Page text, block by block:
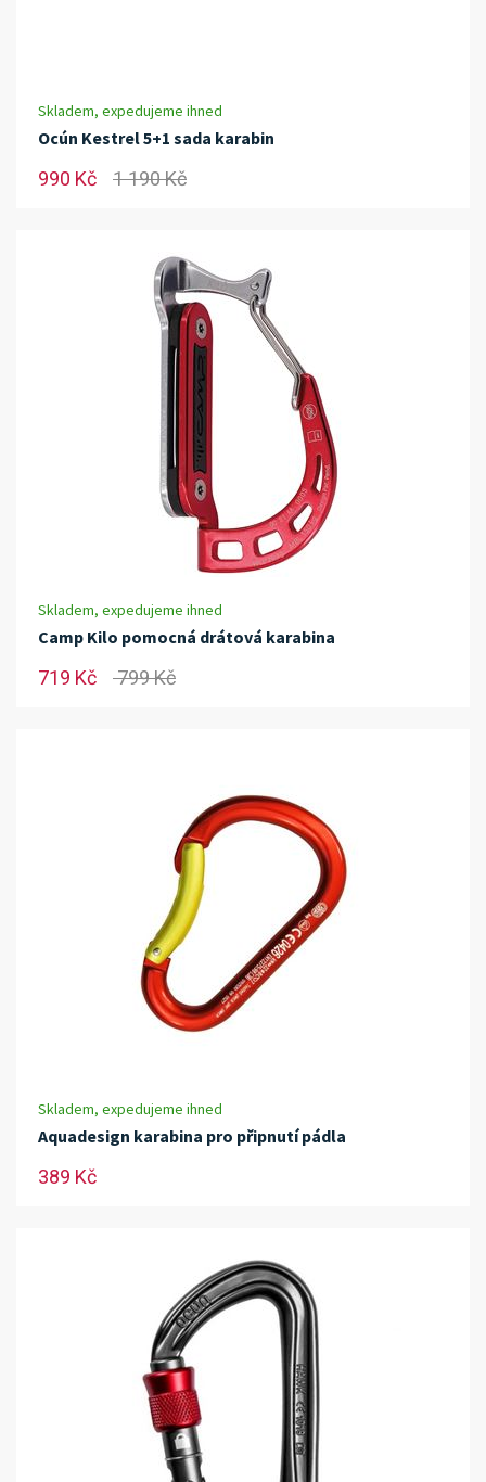
Skladem, expedujeme ihned
Ocún Kestrel 5+1 sada karabin
990 Kč 1 190 Kč
Skladem, expedujeme ihned
Camp Kilo pomocná drátová karabina
719 Kč 799 Kč
Skladem, expedujeme ihned
Aquadesign karabina pro připnutí pádla
389 Kč